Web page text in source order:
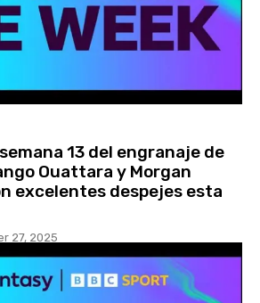
13 del engranaje de
Ouattara y Morgan
excelentes despejes esta
27, 2025